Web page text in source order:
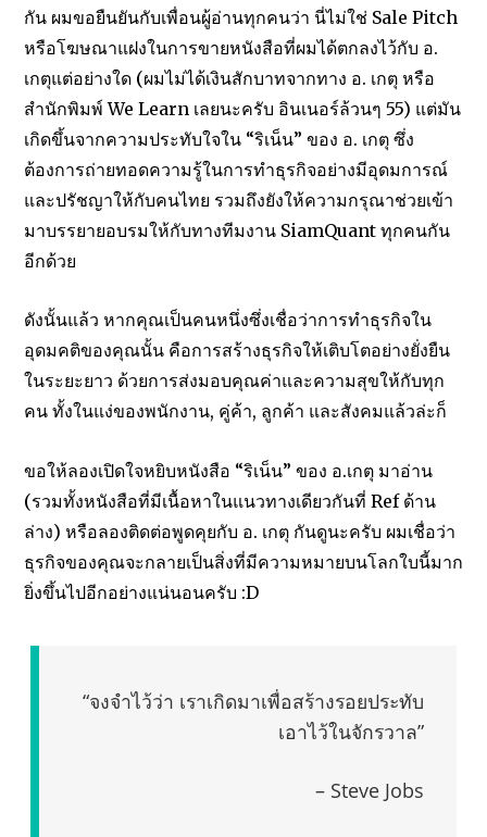
กัน ผมขอยืนยันกับเพื่อนผู้อ่านทุกคนว่า นี่ไม่ใช่ Sale Pitch
หรือโฆษณาแฝงในการขายหนังสือที่ผมได้ตกลงไว้กับ อ.
เกตุแต่อย่างใด (ผมไม่ได้เงินสักบาทจากทาง อ. เกตุ หรือ
สำนักพิมพ์ We Learn เลยนะครับ อินเนอร์ล้วนๆ 55) แต่มัน
เกิดขึ้นจากความประทับใจใน “ริเน็น” ของ อ. เกตุ ซึ่ง
ต้องการถ่ายทอดความรู้ในการทำธุรกิจอย่างมีอุดมการณ์
และปรัชญาให้กับคนไทย รวมถึงยังให้ความกรุณาช่วยเข้า
มาบรรยายอบรมให้กับทางทีมงาน SiamQuant ทุกคนกัน
อีกด้วย
ดังนั้นแล้ว หากคุณเป็นคนหนึ่งซึ่งเชื่อว่าการทำธุรกิจใน
อุดมคติของคุณนั้น คือการสร้างธุรกิจให้เติบโตอย่างยั่งยืน
ในระยะยาว ด้วยการส่งมอบคุณค่าและความสุขให้กับทุก
คน ทั้งในแง่ของพนักงาน, คู่ค้า, ลูกค้า และสังคมแล้วล่ะก็
ขอให้ลองเปิดใจหยิบหนังสือ “ริเน็น” ของ อ.เกตุ มาอ่าน
(รวมทั้งหนังสือที่มีเนื้อหาในแนวทางเดียวกันที่ Ref ด้าน
ล่าง) หรือลองติดต่อพูดคุยกับ อ. เกตุ กันดูนะครับ ผมเชื่อว่า
ธุรกิจของคุณจะกลายเป็นสิ่งที่มีความหมายบนโลกใบนี้มาก
ยิ่งขึ้นไปอีกอย่างแน่นอนครับ :D
“จงจำไว้ว่า เราเกิดมาเพื่อสร้างรอยประทับ
เอาไว้ในจักรวาล”
– Steve Jobs